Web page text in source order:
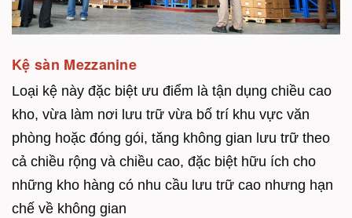
Kệ sàn Mezzanine
Loại kệ này đặc biệt ưu điểm là tận dụng chiều cao
kho, vừa làm nơi lưu trữ vừa bố trí khu vực văn
phòng hoặc đóng gói, tăng không gian lưu trữ theo
cả chiều rộng và chiều cao, đặc biệt hữu ích cho
những kho hàng có nhu cầu lưu trữ cao nhưng hạn
chế về không gian